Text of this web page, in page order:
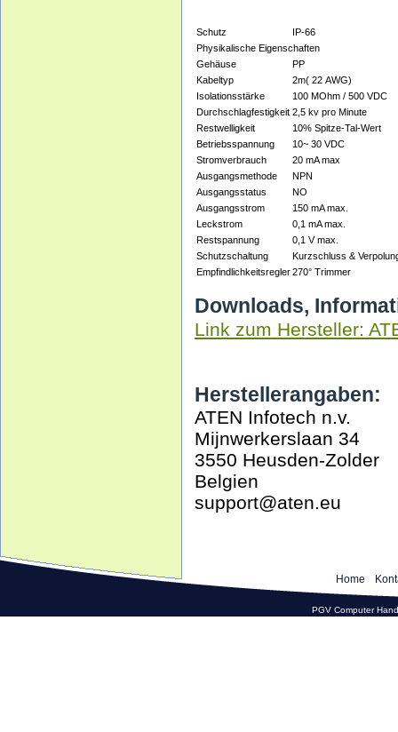
Schutz
IP-66
Physikalische Eigenschaften
Gehäuse
PP
Kabeltyp
2m( 22 AWG)
Isolationsstärke
100 MOhm / 500 VDC
Durchschlagfestigkeit 2,5 kv pro Minute
Restwelligkeit
10% Spitze-Tal-Wert
Betriebsspannung
10~ 30 VDC
Stromverbrauch
20 mA max
Ausgangsmethode
NPN
Ausgangsstatus
NO
Ausgangsstrom
150 mA max.
Leckstrom
0,1 mA max.
Restspannung
0,1 V max.
Schutzschaltung
Kurzschluss &
Empfindlichkeitsregler270° Trimmer
Downloads,
Link zum Hersteller:
Herstellerangaben:
ATEN Infotech n.v.
Mijnwerkerslaan 34
3550 Heusden-Zolder
Belgien
support@aten.eu
Home
PGV Computer